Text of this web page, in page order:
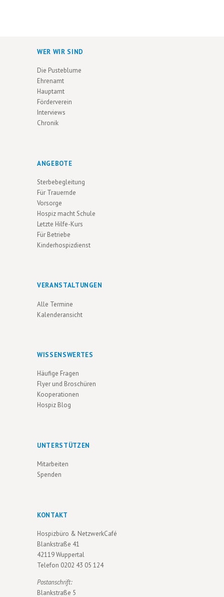
WER WIR SIND
Die Pusteblume
Ehrenamt
Hauptamt
Förderverein
Interviews
Chronik
ANGEBOTE
Sterbebegleitung
Für Trauernde
Vorsorge
Hospiz macht Schule
Letzte Hilfe-Kurs
Für Betriebe
Kinderhospizdienst
VERANSTALTUNGEN
Alle Termine
Kalenderansicht
WISSENSWERTES
Häufige Fragen
Flyer und Broschüren
Kooperationen
Hospiz Blog
UNTERSTÜTZEN
Mitarbeiten
Spenden
KONTAKT
Hospizbüro & NetzwerkCafé
Blankstraße 41
42119 Wuppertal
Telefon 0202 43 05 124
Postanschrift:
Blankstraße 5